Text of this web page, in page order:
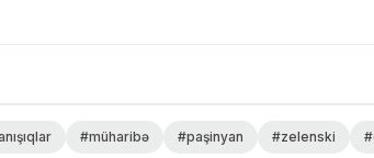
#müharibə #paşinyan #zelenski